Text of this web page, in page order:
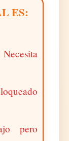
ES:
Necesita
pero